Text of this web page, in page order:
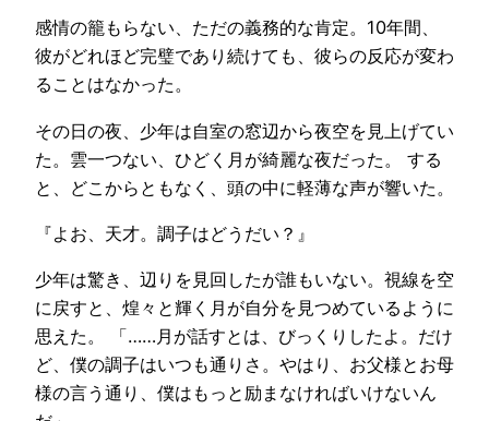
感情の籠もらない、ただの義務的な肯定。10年間、
彼がどれほど完璧であり続けても、彼らの反応が変わ
ることはなかった。
その日の夜、少年は自室の窓辺から夜空を見上げてい
た。雲一つない、ひどく月が綺麗な夜だった。 する
と、どこからともなく、頭の中に軽薄な声が響いた。
『よお、天才。調子はどうだい？』
少年は驚き、辺りを見回したが誰もいない。視線を空
に戻すと、煌々と輝く月が自分を見つめているように
思えた。 「……月が話すとは、びっくりしたよ。だけ
ど、僕の調子はいつも通りさ。やはり、お父様とお母
様の言う通り、僕はもっと励まなければいけないん